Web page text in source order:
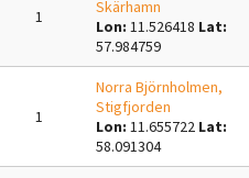
1
Skärhamn
Lon: 11.526418 Lat:
57.984759
1
Norra Björnholmen,
Stigfjorden
Lon: 11.655722 Lat:
58.091304